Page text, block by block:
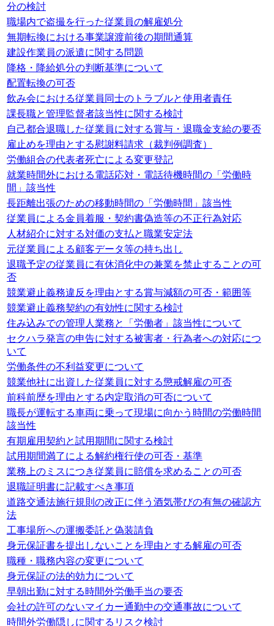
分の検討
職場内で盗撮を行った従業員の解雇処分
無期転換における事業譲渡前後の期間通算
建設作業員の派遣に関する問題
降格・降給処分の判断基準について
配置転換の可否
飲み会における従業員同士のトラブルと使用者責任
課長職と管理監督者該当性に関する検討
自己都合退職した従業員に対する賞与・退職金支給の要否
雇止めを理由とする慰謝料請求（裁判例調査）
労働組合の代表者死亡による変更登記
就業時間外における電話応対・電話待機時間の「労働時
間」該当性
長距離出張のための移動時間の「労働時間」該当性
従業員による金員着服・契約書偽造等の不正行為対応
人材紹介に対する対価の支払と職業安定法
元従業員による顧客データ等の持ち出し
退職予定の従業員に有休消化中の兼業を禁止することの可
否
競業避止義務違反を理由とする賞与減額の可否・範囲等
競業避止義務契約の有効性に関する検討
住み込みでの管理人業務と「労働者」該当性について
セクハラ発言の申告に対する被害者・行為者への対応につ
いて
労働条件の不利益変更について
競業他社に出資した従業員に対する懲戒解雇の可否
前科前歴を理由とする内定取消の可否について
職長が運転する車両に乗って現場に向かう時間の労働時間
該当性
有期雇用契約と試用期間に関する検討
試用期間満了による解約権行使の可否・基準
業務上のミスにつき従業員に賠償を求めることの可否
退職証明書に記載すべき事項
道路交通法施行規則の改正に伴う酒気帯びの有無の確認方
法
工事場所への運搬委託と偽装請負
身元保証書を提出しないことを理由とする解雇の可否
職種・職務内容の変更について
身元保証の法的効力について
早朝出勤に対する時間外労働手当の要否
会社の許可のないマイカー通勤中の交通事故について
時間外労働隠しに関するリスク検討